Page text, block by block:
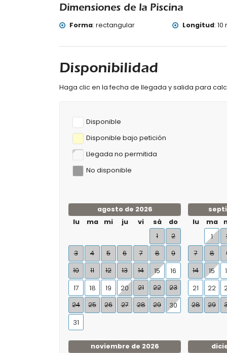
Dimensiones de la Piscina
Forma: rectangular Longitud:10
Disponibilidad
Haga clic en la fecha de llegada y salida para
Disponible
Disponible bajo petición
Llegada no permitida
No disponible
agosto de 2026
lu
ma mi ju vi sá
do
1
2
3
4 5 6 7 8
9
10
11 12 13 14 15
16
17
18 19 20 21 22
23
24
25 26 27 28 29
30
31
lu
ma
1
7
8
14
15
21
22
28
29
noviembre de 2026